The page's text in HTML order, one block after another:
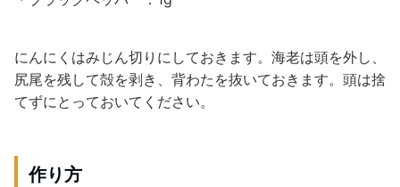
にんにくはみじん切りにしておきます。海老は頭を外し、
尻尾を残して殻を剥き、背わたを抜いておきます。頭は捨
てずにとっておいてください。
作り方